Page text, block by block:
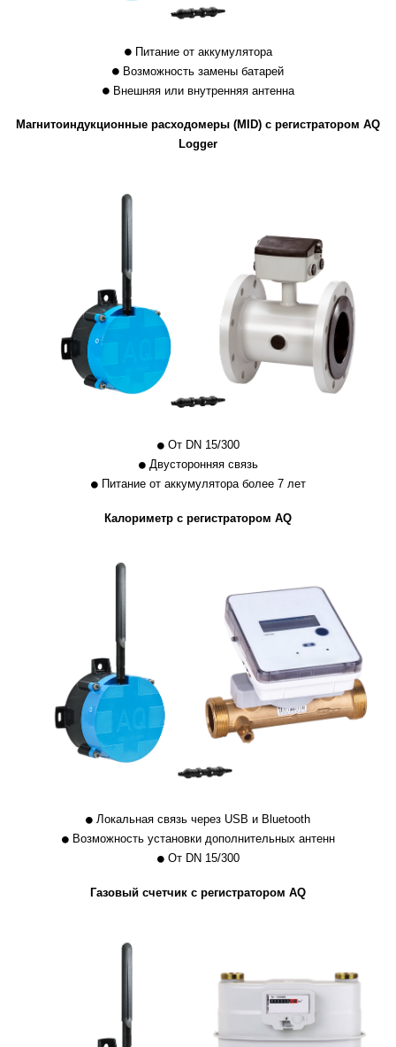
Питание от аккумулятора
Возможность замены батарей
Внешняя или внутренняя антенна
Магнитоиндукционные расходомеры (MID) с регистратором AQ
Logger
От DN 15/300
Двусторонняя связь
Питание от аккумулятора более 7 лет
Калориметр с регистратором AQ
Локальная связь через USB и Bluetooth
Возможность установки дополнительных антенн
От DN 15/300
Газовый счетчик с регистратором AQ